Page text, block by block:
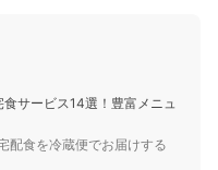
サービス14選！豊富メニュ
配食を冷蔵便でお届けする